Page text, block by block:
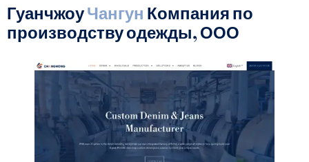
ГуанчжоуЧангун Компания по
производству одежды, ООО